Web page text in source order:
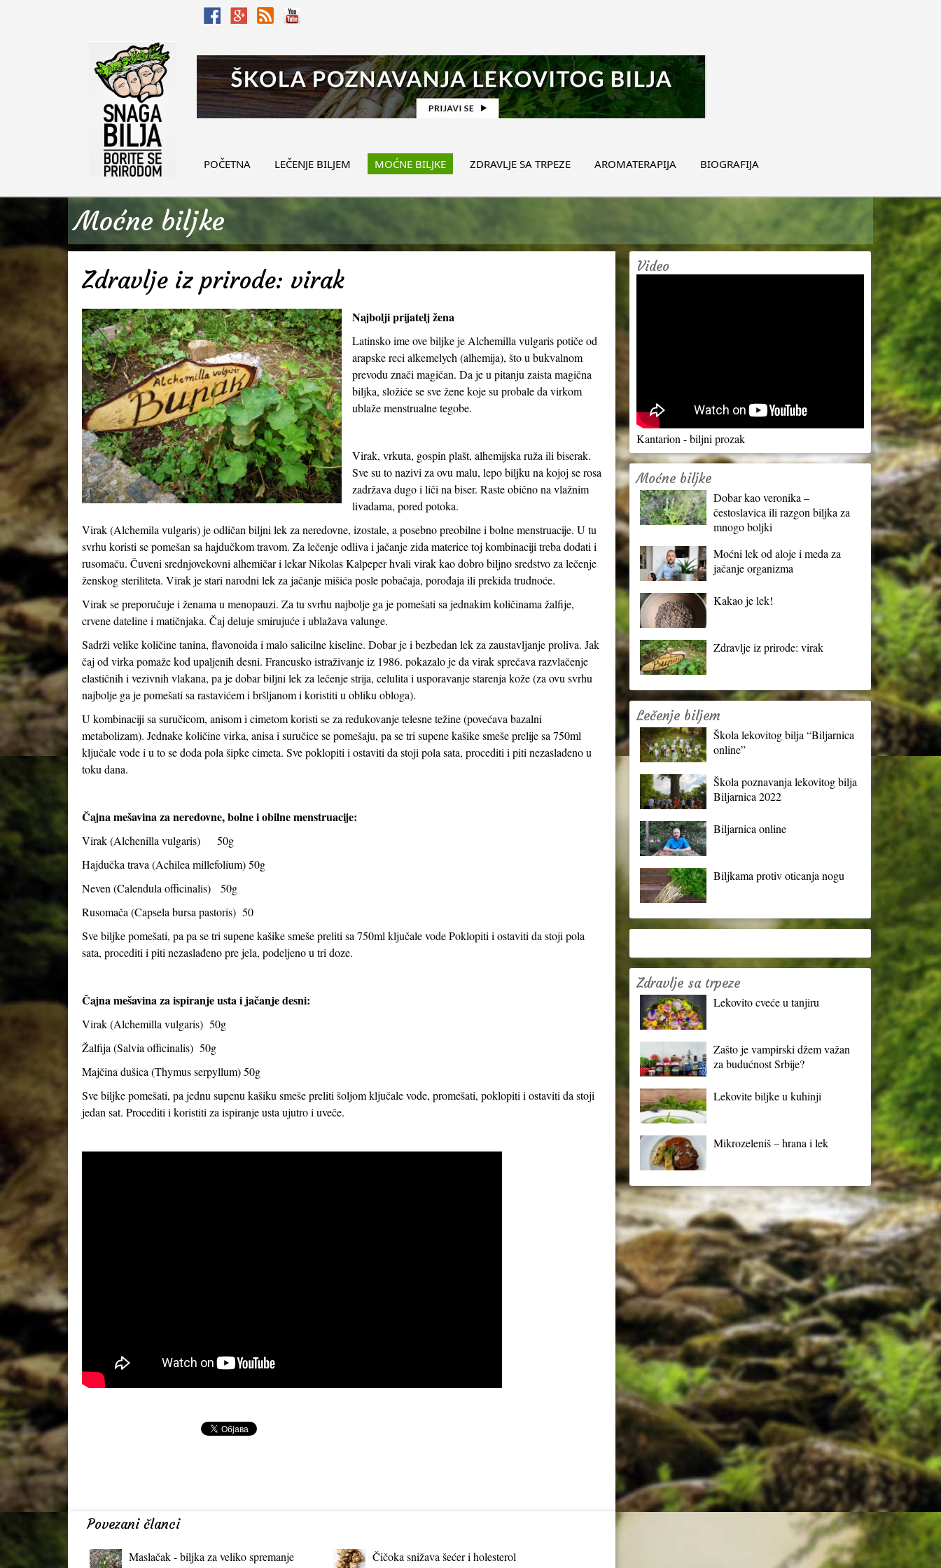
POČETNA LEČENJE BILJEM MOĆNE BILJKE ZDRAVLJE SA TRPEZE AROMATERAPIJA BIOGRAFIJA
Moćne biljke
Zdravlje iz prirode: virak
Najbolji prijatelj žena
Latinsko ime ove biljke je Alchemilla vulgarispotiče od
arapske reci alkemelych (alhemija), što u bukvalnom
prevodu znači magičan. Da je u pitanju zaista magična
biljka, složiće se sve žene koje su probale da virkom
ublaže menstrualne tegobe.
Virak, vrkuta, gospin plašt, alhemijska ruža ili biserak.
Sve su to nazivi za ovu malu, lepo biljku na kojoj se rosa
zadržava dugo i liči na biser. Raste obično na vlažnim
livadama, pored potoka.
Virak (Alchemila vulgaris) je odličan biljni lek za neredovne, izostale, a posebno preobilne i bolne menstruacije. U tu
svrhu koristi se pomešan sa hajdučkom travom. Za lečenje odliva i jačanje zida materice toj kombinaciji treba dodati i
rusomaču. Čuveni srednjovekovni alhemičar i lekar Nikolas Kalpeper hvali virak kao dobro biljno sredstvo za lečenje
ženskog steriliteta. Virak je stari narodni lek za jačanje mišića posle pobačaja, porođaja ili prekida trudnoće.
Virak se preporučuje i ženama u menopauzi. Za tu svrhu najbolje ga je pomešati sa jednakim količinama žalfije,
crvene dateline i matičnjaka. Čaj deluje smirujuće i ublažava valunge.
Sadrži velike količine tanina, flavonoida i malo salicilne kiseline. Dobar je i bezbedan lek za zaustavljanje proliva. Jak
čaj od virka pomaže kod upaljenih desni. Francusko istraživanje iz 1986. pokazalo je da virak sprečava razvlačenje
elastičnih i vezivnih vlakana, pa je dobar biljni lek za lečenje strija, celulita i usporavanje starenja kože (za ovu svrhu
najbolje ga je pomešati sa rastavićem i bršljanom i koristiti u obliku obloga).
U kombinaciji sa suručicom, anisom i cimetom koristi se za redukovanje telesne težine (povećava bazalni
metabolizam). Jednake količine virka, anisa i suručice se pomešaju, pa se tri supene kašike smeše prelije sa 750ml
ključale vode i u to se doda pola šipke cimeta. Sve poklopiti i ostaviti da stoji pola sata, procediti i piti nezaslađeno u
toku dana.
Čajna mešavina za neredovne, bolne i obilne menstruacije:
Virak (Alchenilla vulgaris) 50g
Hajdučka trava (Achilea millefolium) 50g
Neven (Calendula officinalis) 50g
Rusomača (Capsela bursa pastoris) 50
Sve biljke pomešati, pa pa se tri supene kašike smeše preliti sa 750ml ključale vode Poklopiti i ostaviti da stoji pola
sata, procediti i piti nezaslađeno pre jela, podeljeno u tri doze.
Čajna mešavina za ispiranje usta i jačanje desni:
Virak (Alchemilla vulgaris) 50g
Žalfija (Salvia officinalis) 50g
Majčina dušica (Thymus serpyllum) 50g
Sve biljke pomešati, pa jednu supenu kašiku smeše preliti šoljom ključale vode, promešati, poklopiti i ostaviti da stoji
jedan sat. Procediti i koristiti za ispiranje usta ujutro i uveče.
Povezani članci
Maslačak - biljka za veliko spremanje
Čičoka snižava šećer i holesterol
Video
Kantarion - biljni prozak
Moćne biljke
Dobar kao veronika –
čestoslavica ili razgon biljka za
mnogo boljki
Moćni lek od aloje i meda za
jačanje organizma
Kakao je lek!
Zdravlje iz prirode: virak
Lečenje biljem
Škola lekovitog bilja “Biljarnica
online”
Škola poznavanja lekovitog bilja
Biljarnica 2022
Biljarnica online
Biljkama protiv oticanja nogu
Zdravlje sa trpeze
Lekovito cveće u tanjiru
Zašto je vampirski džem važan
za budućnost Srbije?
Lekovite biljke u kuhinji
Mikrozeleniš – hrana i lek